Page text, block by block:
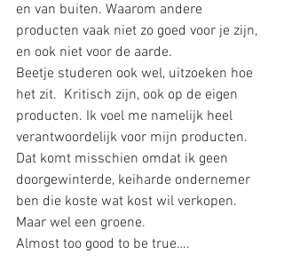
en van buiten. Waarom andere
producten vaak niet zo goed voor je zijn,
en ook niet voor de aarde.
Beetje studeren ook wel, uitzoeken hoe
het zit.  Kritisch zijn, ook op de eigen
producten. Ik voel me namelijk heel
verantwoordelijk voor mijn producten.
Dat komt misschien omdat ik geen
doorgewinterde, keiharde ondernemer
ben die koste wat kost wil verkopen.
Maar wel een groene.
Almost too good to be true….